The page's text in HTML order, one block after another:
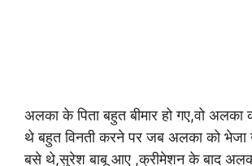
अलका के पिता बहुत बीमार हो गए,वो अलका
थे बहुत विनती करने पर जब अलका को भेजा
बसे थे,सुरेश बाबू आए ,क्रीमेशन के बाद